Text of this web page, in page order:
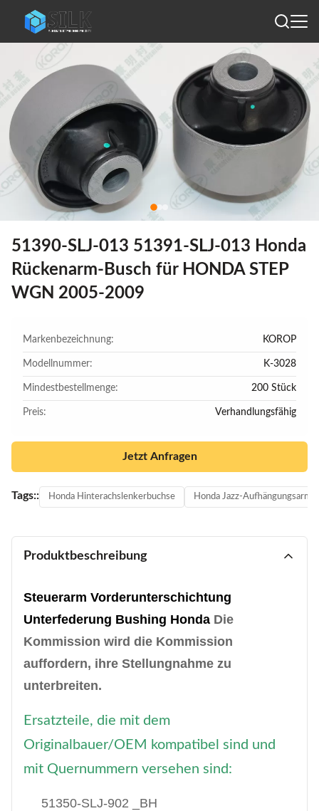
51390-SLJ-013 51391-SLJ-013 Honda
Rückenarm-Busch für HONDA STEP
WGN 2005-2009
Markenbezeichnung: KOROP
Modellnummer: K-3028
Mindestbestellmenge: 200 Stück
Preis: Verhandlungsfähig
Jetzt Anfragen
Tags:: Honda Hinterachslenkerbuchse Honda Jazz-Aufhängungsarm
Produktbeschreibung
Steuerarm Vorderunterschichtung
Unterfederung Bushing Honda Die
Kommission wird die Kommission
auffordern, ihre Stellungnahme zu
unterbreiten.
Ersatzteile, die mit dem
Originalbauer/OEM kompatibel sind und
mit Quernummern versehen sind:
51350-SLJ-902 _BH